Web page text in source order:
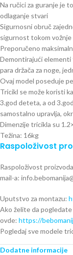
Na ručici za guranje je
odlaganje stvari
Sigurnosni obruč
sigurnost tokom vožnje
Preporučeno
Demontirajući elementi
para držača za noge,
Ovaj model poseduje
Tricikl se može koristi
3.god deteta, a od
samostalno upravlja,
Dimenzije tricikla su
Težina: 16kg
Raspoloživost
Raspoloživost
mail-a:
Uputstvo za montazu:
Ako želite da pogledate
ovde: https://
Pogledaj sve modele
Dodatne informacije